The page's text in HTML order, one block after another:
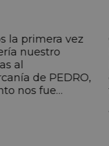
la primera vez
nuestro
al
de PEDRO,
nos fue
muy directa, de
que